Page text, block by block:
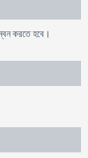
করতে হবে।